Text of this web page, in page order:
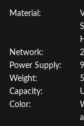
Material:
Network:
Power Supply:
Weight:
Capacity:
Color: